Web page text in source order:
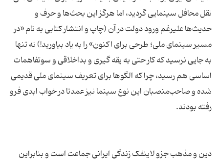
نقل محافل سینمایی گردید، اما هرگز این بحث‌ها و حرف و
حدیث‌ها علیرغم ورود دولت در آن (چاپ و انتشار کتابی به نام «در
مسیر سینمای ملی؛ طرحی برای اکنون» را به یاد بیاورید!) نه تنها
به جایی نرسید که کار حتی به یقه گیری و بداخلاقی و سوتفاهمات
اساسی هم رسید، چرا که الگو‌ها برای تعریف سینمای ملی قدیمی
شده و صاحب‌منصبان این نوع سینما نیز عمدتا در خواب ابدی فرو
دین و مذهب جزو لاینفک زندگی ایرانی جماعت است و بنابراین